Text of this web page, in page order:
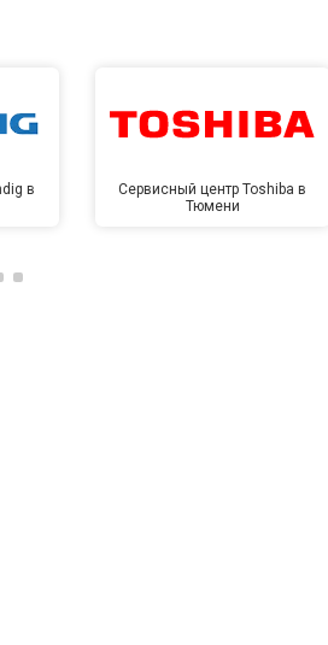
в
Сервисный центр Toshiba в
Тюмени